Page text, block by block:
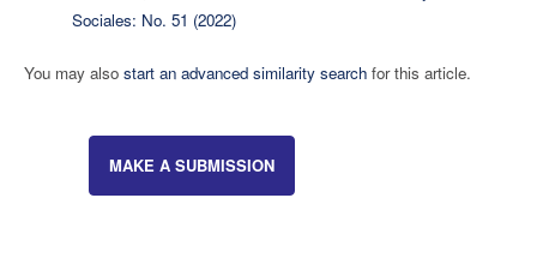
Sociales: No. 51 (2022)
You may also start an advanced similarity searchfor this article.
MAKE A SUBMISSION